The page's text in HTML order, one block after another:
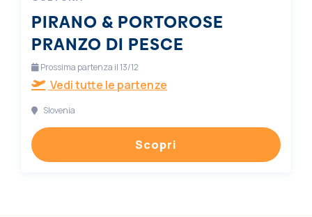
PIRANO & PORTOROSE
PRANZO DI PESCE
Prossima partenza il 13/12
Vedi tutte le partenze
Slovenia
Scopri